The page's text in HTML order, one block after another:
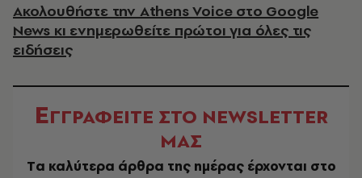
Ακολουθήστε την Athens Voice στο Google
News κι ενημερωθείτε πρώτοι για όλες τις
ειδήσεις
ΕΓΓΡΑΦΕΙΤΕ ΣΤΟ NEWSLETTER
ΜΑΣ
Tα καλύτερα άρθρα της ημέρας έρχονται στο